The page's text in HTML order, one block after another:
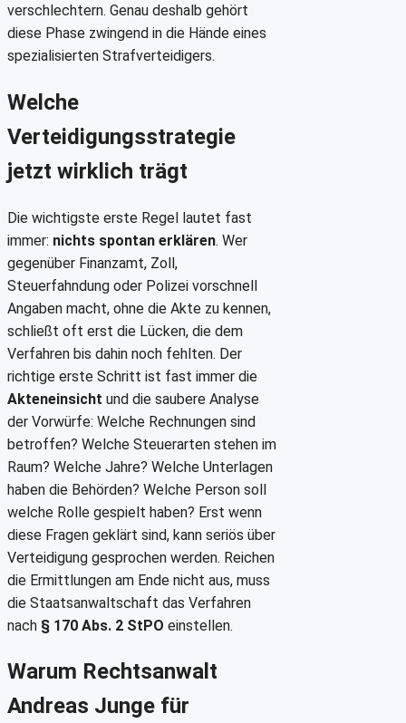
verschlechtern. Genau deshalb gehört
diese Phase zwingend in die Hände eines
spezialisierten Strafverteidigers.
Welche
Verteidigungsstrategie
jetzt wirklich trägt
Die wichtigste erste Regel lautet fast
immer: nichts spontan erklären. Wer
gegenüber Finanzamt, Zoll,
Steuerfahndung oder Polizei vorschnell
Angaben macht, ohne die Akte zu kennen,
schließt oft erst die Lücken, die dem
Verfahren bis dahin noch fehlten. Der
richtige erste Schritt ist fast immer die
Akteneinsicht und die saubere Analyse
der Vorwürfe: Welche Rechnungen sind
betroffen? Welche Steuerarten stehen im
Raum? Welche Jahre? Welche Unterlagen
haben die Behörden? Welche Person soll
welche Rolle gespielt haben? Erst wenn
diese Fragen geklärt sind, kann seriös über
Verteidigung gesprochen werden. Reichen
die Ermittlungen am Ende nicht aus, muss
die Staatsanwaltschaft das Verfahren
nach § 170 Abs. 2 StPO einstellen.
Warum Rechtsanwalt
Andreas Junge für